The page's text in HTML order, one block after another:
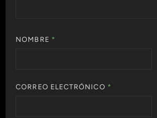
NOMBRE *
CORREO ELECTRÓNICO *